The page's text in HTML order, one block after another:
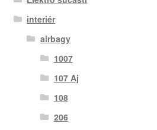
interiér
airbagy
1007
107 Aj
108
206